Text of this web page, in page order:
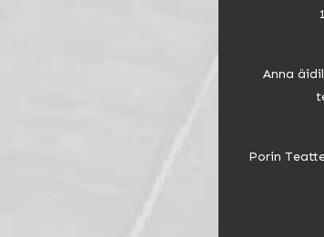
Anna
Porin